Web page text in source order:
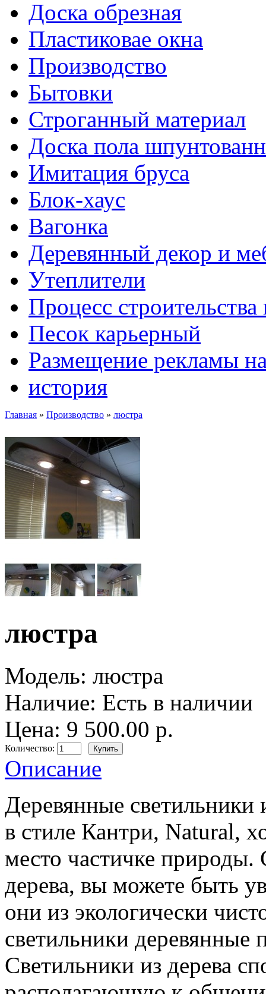
Доска обрезная
Пластиковае окна
Производство
Бытовки
Строганный материал
Доска пола
Имитация бруса
Блок-хаус
Вагонка
Деревянный декор и
Утеплители
Процесс
Песок карьерный
Размещение рекламы
история
Главная » Производство » люстра
люстра
Модель: люстра
Наличие: Есть в наличии
Цена: 9 500.00 р.
Количество:
Описание
Деревянные светильники
в стиле Кантри, Natural,
место частичке природы.
дерева, вы можете быть
они из экологически
светильники
Светильники из дерева